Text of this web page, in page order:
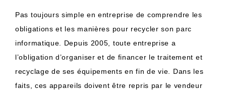
Pas toujours simple en entreprise de comprendre les
obligations et les manières pour recycler son parc
informatique. Depuis 2005, toute entreprise a
l’obligation d’organiser et de financer le traitement et
recyclage de ses équipements en fin de vie. Dans les
faits, ces appareils doivent être repris par le vendeur